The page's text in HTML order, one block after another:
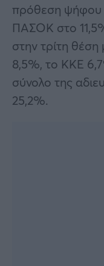
πρόθεση ψήφου
ΠΑΣΟΚ στο
στην τρίτη
8,5%, το ΚΚΕ
σύνολο της
25,2%.